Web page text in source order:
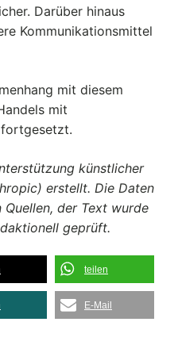
Darüber hinaus
Kommunikationsmittel
mit diesem
mit
künstlicher
erstellt. Die Daten
der Text wurde
geprüft.
teilen
E-Mail